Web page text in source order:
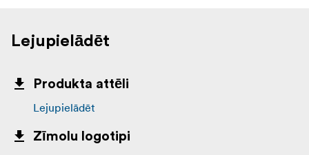
Suitable for KCP-886 and KCP-879.
Lejupielādēt
Produkta attēli
Lejupielādēt
Zīmolu logotipi